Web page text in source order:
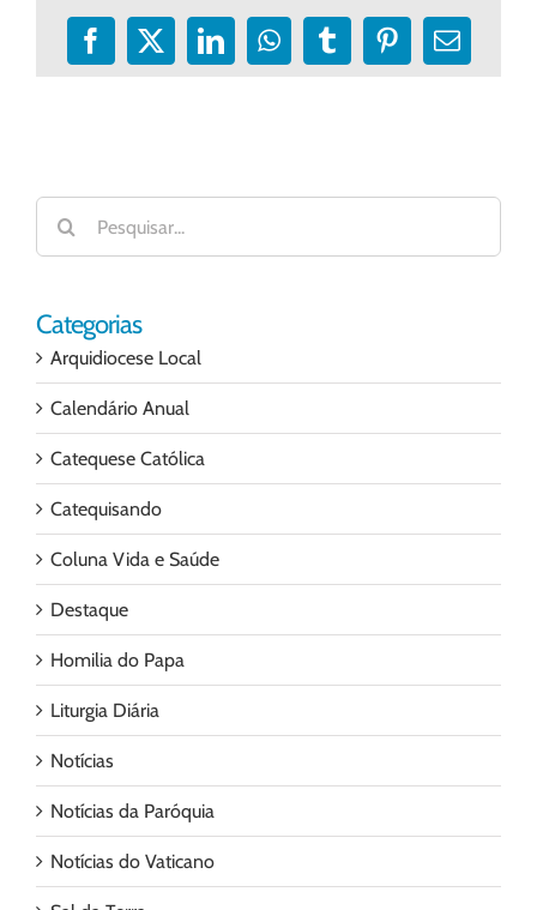
Facebook
X LinkedInWhatsApp
TumblrPinterest
E-
Buscar
resultados
para:
Categorias
Arquidiocese Local
Calendário Anual
Catequese Católica
Catequisando
Coluna Vida e Saúde
Destaque
Homilia do Papa
Liturgia Diária
Notícias
Notícias da Paróquia
Notícias do Vaticano